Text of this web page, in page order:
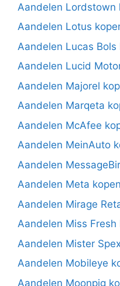
Aandelen Lordstown
Aandelen Lotus
Aandelen Lucas Bols
Aandelen Lucid
Aandelen Majorel
Aandelen Marqeta
Aandelen McAfee
Aandelen MeinAuto
Aandelen
Aandelen Meta kopen
Aandelen Mirage
Aandelen Miss Fresh
Aandelen Mister
Aandelen Mobileye
Aandelen Moonpig